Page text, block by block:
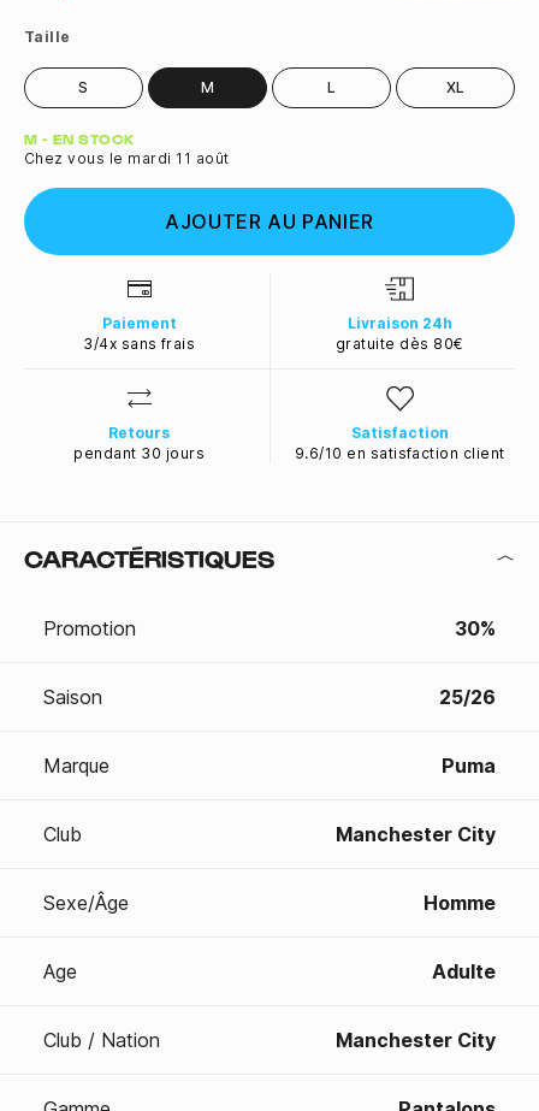
Taille
S M L XL
Quantité
M - EN STOCK
Chez vous le mardi 11 août
AJOUTER AU PANIER
Paiement
3/4x sans frais
Livraison 24h
gratuite dès 80€
Retours
pendant 30 jours
Satisfaction
9.6/10 en satisfaction client
CARACTÉRISTIQUES
Promotion 30%
Saison 25/26
Marque Puma
Club Manchester City
Sexe/Âge Homme
Age Adulte
Club / Nation Manchester City